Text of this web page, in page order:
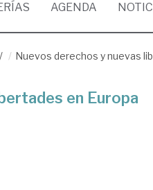
AGENDA
/
Nuevos derechos y nuevas
en Europa